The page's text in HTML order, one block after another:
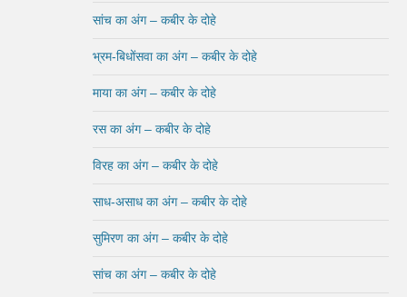
सांच का अंग – कबीर के दोहे
भ्रम-बिधोंसवा का अंग – कबीर के दोहे
माया का अंग – कबीर के दोहे
रस का अंग – कबीर के दोहे
विरह का अंग – कबीर के दोहे
साध-असाध का अंग – कबीर के दोहे
सुमिरण का अंग – कबीर के दोहे
सांच का अंग – कबीर के दोहे